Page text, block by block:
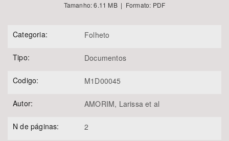
Tamanho: 6.11 MB | Formato: PDF
Categoria: Folheto
Tipo: Documentos
Codigo: M1D00045
Autor: AMORIM, Larissa et al
N de páginas: 2